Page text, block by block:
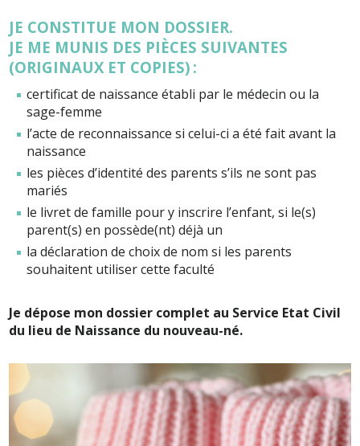
JE CONSTITUE MON DOSSIER.
JE ME MUNIS DES PIÈCES SUIVANTES
(ORIGINAUX ET COPIES) :
certificat de naissance établi par le médecin ou la
sage-femme
l’acte de reconnaissance si celui-ci a été fait avant la
naissance
les pièces d’identité des parents s’ils ne sont pas
mariés
le livret de famille pour y inscrire l’enfant, si le(s)
parent(s) en possède(nt) déjà un
la déclaration de choix de nom si les parents
souhaitent utiliser cette faculté
Je dépose mon dossier complet au Service Etat Civil
du lieu de Naissance du nouveau-né.